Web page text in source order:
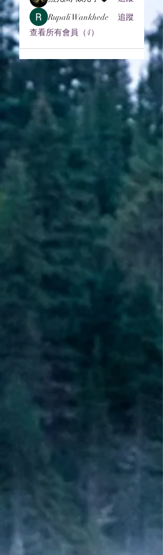
Rupali Wankhede
追蹤
查看所有會員（4）